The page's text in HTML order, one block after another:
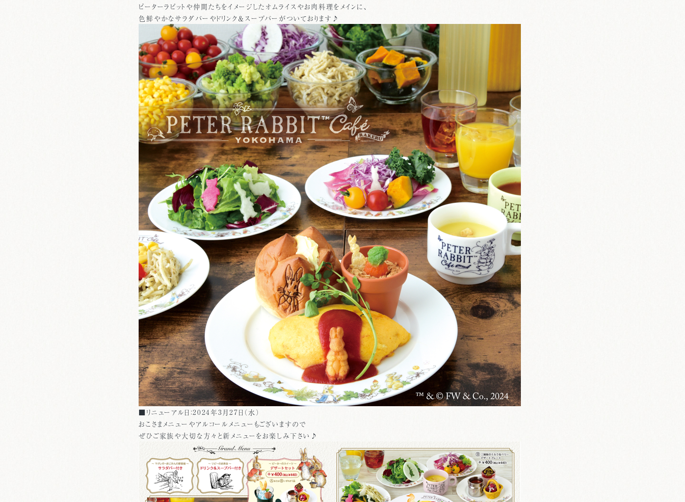
ピーターラビットや仲間たちをイメージしたオムライスやお肉料理をメインに、
色鮮やかなサラダバーやドリンク＆スープバーがついております♪
■リニューアル日：2024年3月27日（水）
おこさまメニューやアルコールメニューもございますので
ぜひご家族や大切な方々と新メニューをお楽しみ下さい♪